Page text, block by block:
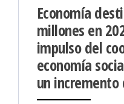
Economía
millones en
impulso del
economía
un incremento